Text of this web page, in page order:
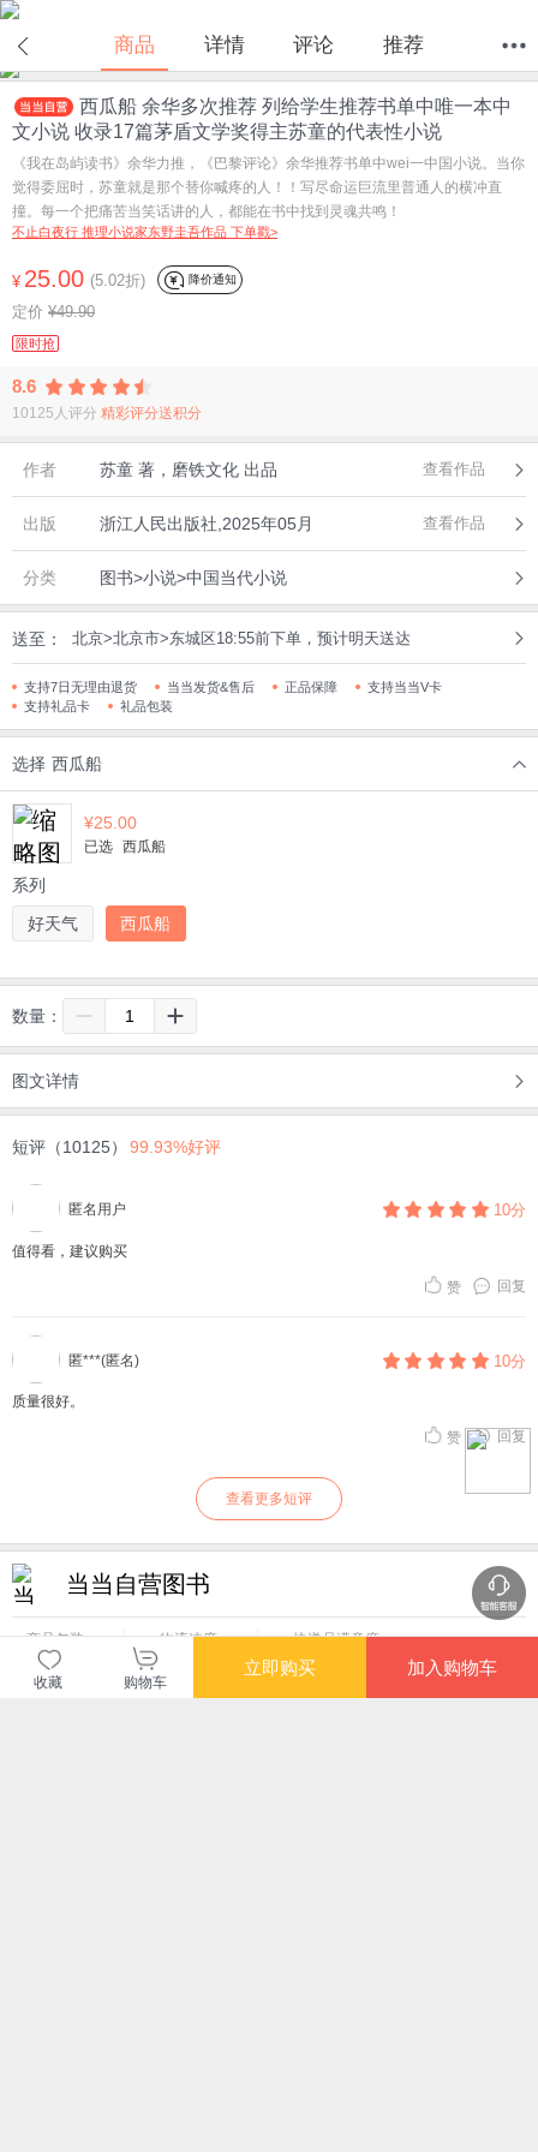
商品 详情 评论 推荐
首页 分类 值得买 购物车 我的当当
西瓜船 余华多次推荐 列给学生推荐书单中唯一本中
文小说 收录17篇茅盾文学奖得主苏童的代表性小说
《我在岛屿读书》余华力推，《巴黎评论》余华推荐书单中wei一中国小说。当你
觉得委屈时，苏童就是那个替你喊疼的人！！写尽命运巨流里普通人的横冲直
撞。每一个把痛苦当笑话讲的人，都能在书中找到灵魂共鸣！
不止白夜行 推理小说家东野圭吾作品 下单戳>
¥ 25.00 (5.02折) 降价通知
定价 ¥49.90
限时抢
8.6
10125人评分 精彩评分送积分
作者 苏童 著，磨铁文化 出品 查看作品
出版 浙江人民出版社,2025年05月 查看作品
分类 图书>小说>中国当代小说
送至： 北京>北京市>东城区18:55前下单，预计明天送达
支持7日无理由退货 当当发货&售后 正品保障
支持当当V卡
支持礼品卡
礼品包装
选择 西瓜船
¥25.00
已选 西瓜船
系列
好天气 西瓜船
数量：
图文详情
短评（10125） 99.93%好评
匿名用户 10分
值得看，建议购买
回复
赞
匿***(匿名) 10分
质量很好。
回复
赞
查看更多短评
当当自营图书
商品包装
4.71
物流速度 快递员满意度
4.82
收藏 购物车
立即购买 加入购物车